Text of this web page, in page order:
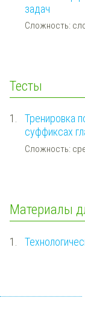
задач
Сложность:
Тесты
1.
Тренировка
суффиксах
Сложность:
Материалы
1.